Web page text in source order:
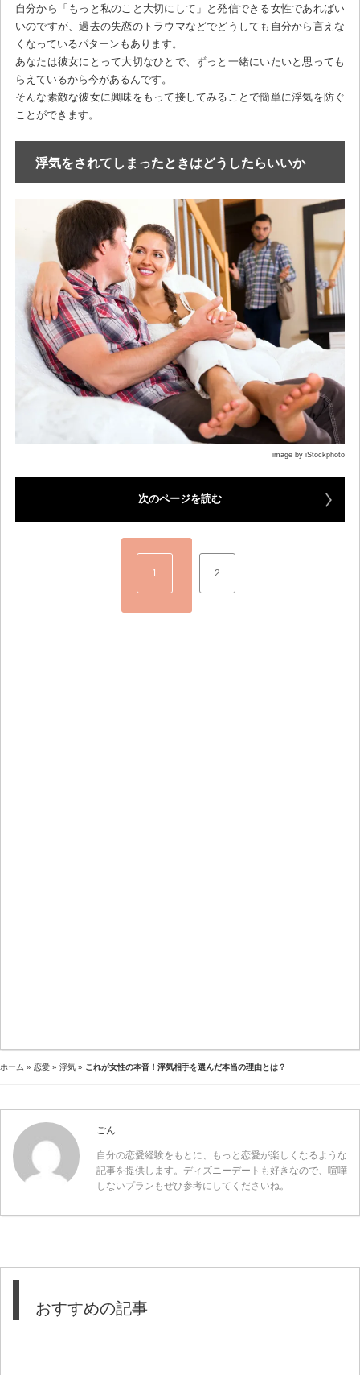
自分から「もっと私のこと大切にして」と発信できる女性であればい
いのですが、過去の失恋のトラウマなどでどうしても自分から言えな
くなっているパターンもあります。
あなたは彼女にとって大切なひとで、ずっと一緒にいたいと思っても
らえているから今があるんです。
そんな素敵な彼女に興味をもって接してみることで簡単に浮気を防ぐ
ことができます。
浮気をされてしまったときはどうしたらいいか
image by iStockphoto
次のページを読む
1 2
ホーム » 恋愛 » 浮気 » これが女性の本音！浮気相手を選んだ本当の理由とは？
ごん
自分の恋愛経験をもとに、もっと恋愛が楽しくなるような
記事を提供します。ディズニーデートも好きなので、喧嘩
しないプランもぜひ参考にしてくださいね。
おすすめの記事